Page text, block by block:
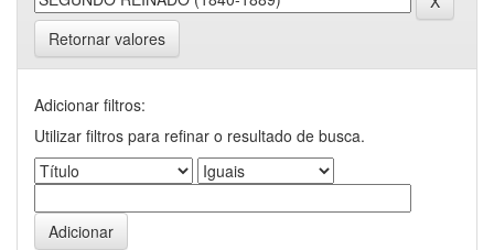
Retornar valores
Adicionar filtros:
Utilizar filtros para refinar o resultado de busca.